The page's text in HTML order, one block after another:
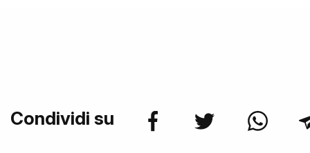
Condividi su